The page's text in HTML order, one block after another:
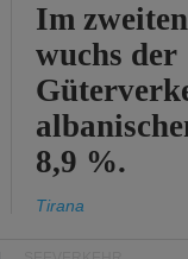
Im
wuchs der
8,9 %.
Tirana